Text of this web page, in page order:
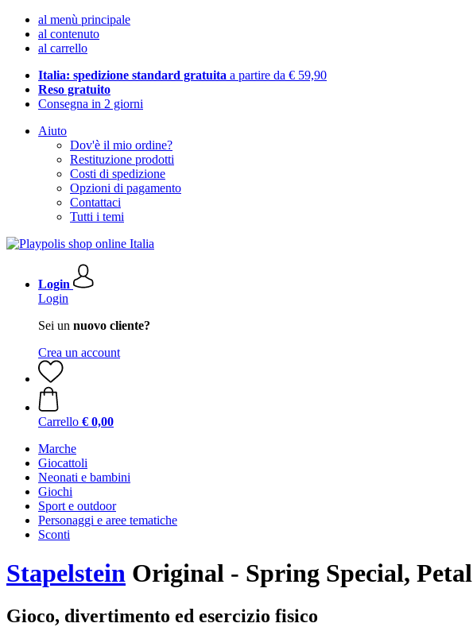
al menù principale
al contenuto
al carrello
Italia: spedizione standard gratuita a partire da € 59,90
Reso gratuito
Consegna in 2 giorni
Aiuto
Dov'è il mio ordine?
Restituzione prodotti
Costi di spedizione
Opzioni di pagamento
Contattaci
Tutti i temi
Login
Login
Sei un nuovo cliente?
Crea un account
Carrello € 0,00
Marche
Giocattoli
Neonati e bambini
Giochi
Sport e outdoor
Personaggi e aree tematiche
Sconti
Stapelstein Original - Spring Special, Petal
Gioco, divertimento ed esercizio fisico